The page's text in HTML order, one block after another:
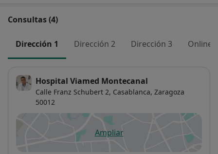
Consultas (4)
Dirección 1 Dirección 2 Dirección 3 Online
Hospital Viamed Montecanal
Calle Franz Schubert 2, Casablanca, Zaragoza
50012
Ampliarse abre en una nueva